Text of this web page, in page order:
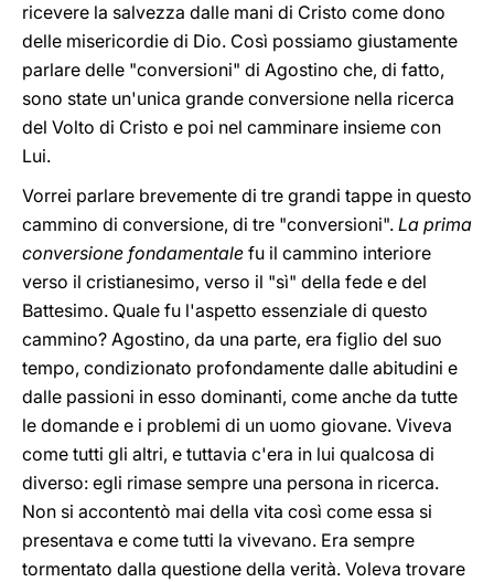
ricevere la salvezza dalle mani di Cristo come dono
delle misericordie di Dio. Così possiamo giustamente
parlare delle "conversioni" di Agostino che, di fatto,
sono state un'unica grande conversione nella ricerca
del Volto di Cristo e poi nel camminare insieme con
Lui.
Vorrei parlare brevemente di tre grandi tappe in questo
cammino di conversione, di tre "conversioni". La prima
conversione fondamentale fu il cammino interiore
verso il cristianesimo, verso il "sì" della fede e del
Battesimo. Quale fu l'aspetto essenziale di questo
cammino? Agostino, da una parte, era figlio del suo
tempo, condizionato profondamente dalle abitudini e
dalle passioni in esso dominanti, come anche da tutte
le domande e i problemi di un uomo giovane. Viveva
come tutti gli altri, e tuttavia c'era in lui qualcosa di
diverso: egli rimase sempre una persona in ricerca.
Non si accontentò mai della vita così come essa si
presentava e come tutti la vivevano. Era sempre
tormentato dalla questione della verità. Voleva trovare